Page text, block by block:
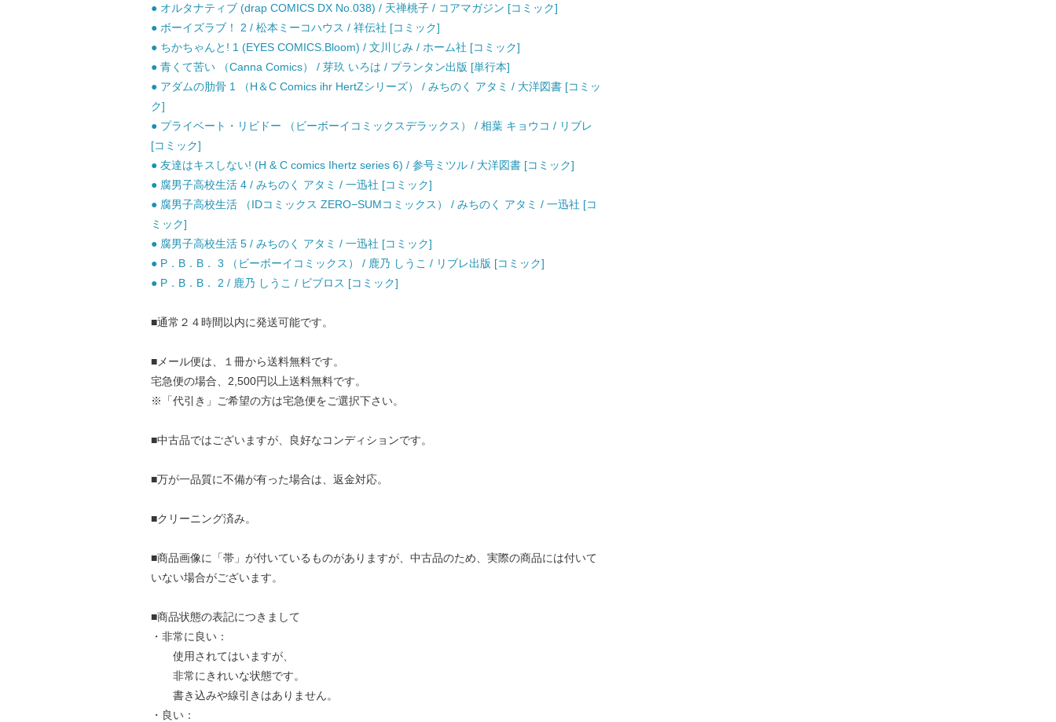
● オルタナティブ (drap COMICS DX No.038) / 天禅桃子 / コアマガジン [コミック]
● ボーイズラブ！ 2 / 松本ミーコハウス / 祥伝社 [コミック]
● ちかちゃんと! 1 (EYES COMICS.Bloom) / 文川じみ / ホーム社 [コミック]
● 青くて苦い （Canna Comics） / 芽玖 いろは / プランタン出版 [単行本]
● アダムの肋骨 1 （H＆C Comics ihr HertZシリーズ） / みちのく アタミ / 大洋図書 [コミッ
ク]
● プライベート・リビドー （ビーボーイコミックスデラックス） / 相葉 キョウコ / リブレ
[コミック]
● 友達はキスしない! (H & C comics Ihertz series 6) / 参号ミツル / 大洋図書 [コミック]
● 腐男子高校生活 4 / みちのく アタミ / 一迅社 [コミック]
● 腐男子高校生活 （IDコミックス ZERO−SUMコミックス） / みちのく アタミ / 一迅社 [コ
ミック]
● 腐男子高校生活 5 / みちのく アタミ / 一迅社 [コミック]
● P．B．B． 3 （ビーボーイコミックス） / 鹿乃 しうこ / リブレ出版 [コミック]
● P．B．B． 2 / 鹿乃 しうこ / ビブロス [コミック]
■通常２４時間以内に発送可能です。
■メール便は、１冊から送料無料です。
宅急便の場合、2,500円以上送料無料です。
※「代引き」ご希望の方は宅急便をご選択下さい。
■中古品ではございますが、良好なコンディションです。
■万が一品質に不備が有った場合は、返金対応。
■クリーニング済み。
■商品画像に「帯」が付いているものがありますが、中古品のため、実際の商品には付いて
いない場合がございます。
■商品状態の表記につきまして
・非常に良い：
使用されてはいますが、
非常にきれいな状態です。
書き込みや線引きはありません。
・良い：